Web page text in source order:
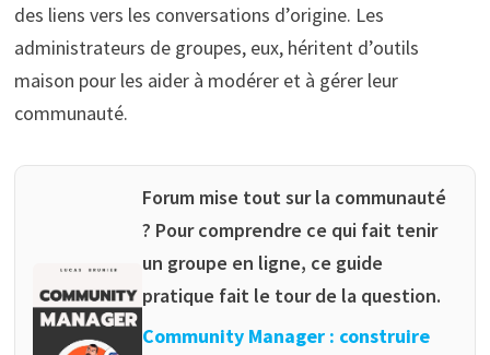
des liens vers les conversations d’origine. Les
administrateurs de groupes, eux, héritent d’outils
maison pour les aider à modérer et à gérer leur
communauté.
Forum mise tout sur la communauté
? Pour comprendre ce qui fait tenir
un groupe en ligne, ce guide
pratique fait le tour de la question.
Community Manager : construire